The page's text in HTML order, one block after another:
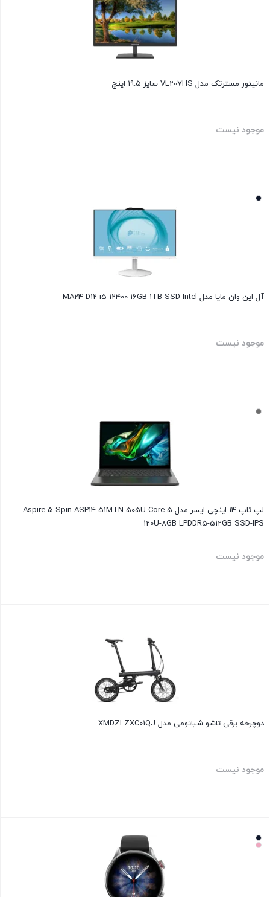
مانیتور مسترتک مدل VL207HS سایز 19.5 اینچ
موجود نیست
آل این وان مایا مدل MA24 D12 i5 12400 16GB 1TB SSD Intel
موجود نیست
لپ تاپ 14 اینچی ایسر مدل Aspire 5 Spin ASP14-51MTN-505U-Core 5
120U-8GB LPDDR5-512GB SSD-IPS
موجود نیست
دوچرخه برقی تاشو شیائومی مدل XMDZLZXC01QJ
موجود نیست